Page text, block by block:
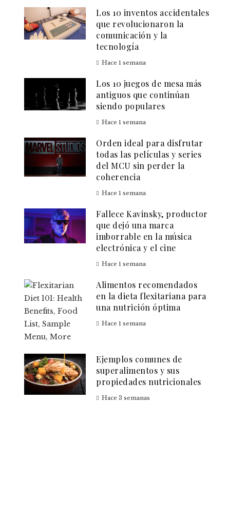
Los 10 inventos accidentales
que revolucionaron la
comunicación y la
tecnología
Hace 1 semana
Los 10 juegos de mesa más
antiguos que continúan
siendo populares
Hace 1 semana
Orden ideal para disfrutar
todas las películas y series
del MCU sin perder la
coherencia
Hace 1 semana
Fallece Kavinsky, productor
que dejó una marca
imborrable en la música
electrónica y el cine
Hace 1 semana
Alimentos recomendados
en la dieta flexitariana para
una nutrición óptima
Hace 1 semana
Ejemplos comunes de
superalimentos y sus
propiedades nutricionales
Hace 3 semanas